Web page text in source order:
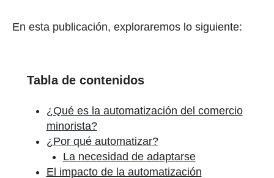
En esta publicación, exploraremos lo siguiente:
Tabla de contenidos
¿Qué es la automatización del comercio
minorista?
¿Por qué automatizar?
La necesidad de adaptarse
El impacto de la automatización